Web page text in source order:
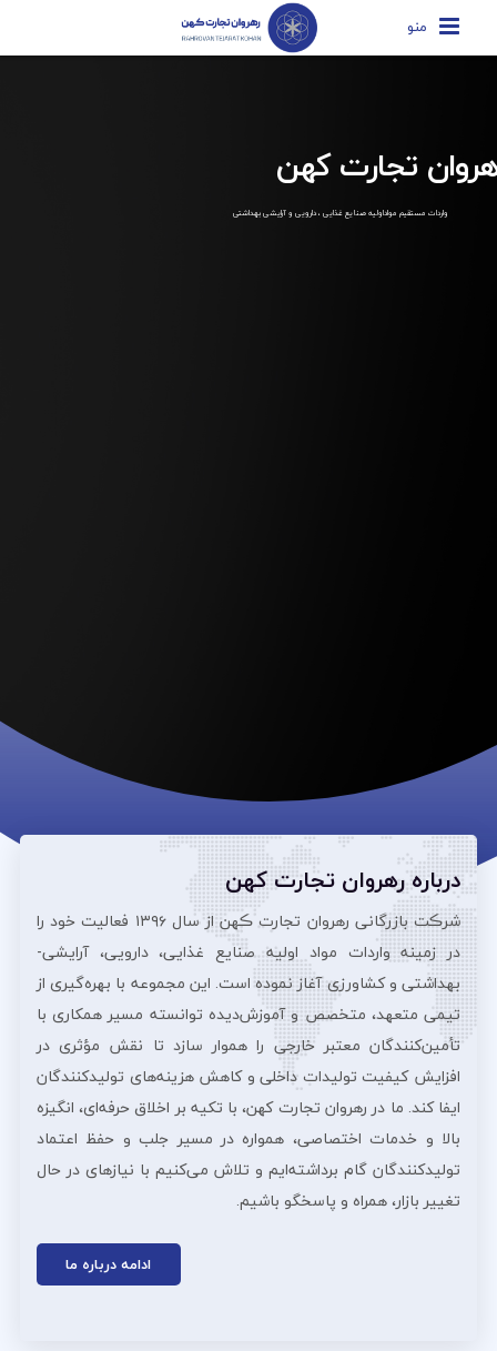
منو
تجارت کهن
واردات مستقیم مواداولیه صنایع غذایی ، دارویی و آرایشی بهداشتی
درباره رهروان تجارت کهن
شرڪت بازرگانی رهروان تجارت ڪهن از سال ۱۳۹۶ فعالیت خود را
در زمینه واردات مواد اولیه صنایع غذایی، دارویی، آرایشی‌-
بهداشتی و کشاورزی آغاز نموده است. این مجموعه با بهره‌گیری از
تیمی متعهد، متخصص و آموزش‌دیده توانسته مسیر همکاری با
تأمین‌کنندگان معتبر خارجی را هموار سازد تا نقش مؤثری در
افزایش کیفیت تولیدات داخلی و کاهش هزینه‌های تولیدکنندگان
ایفا کند. ما در رهروان تجارت کهن، با تکیه بر اخلاق حرفه‌ای، انگیزه
بالا و خدمات اختصاصی، همواره در مسیر جلب و حفظ اعتماد
تولیدکنندگان گام برداشته‌ایم و تلاش می‌کنیم با نیازهای در حال
تغییر بازار، همراه و پاسخگو باشیم.
ادامه درباره ما